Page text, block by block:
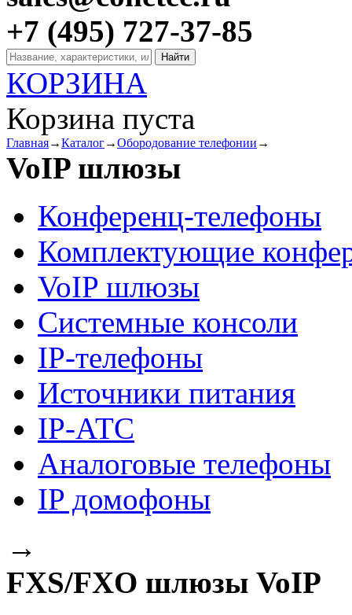
+7 (495) 727-37-85
КОРЗИНА
Корзина пуста
Главная→Каталог→Обородование телефонии →
VoIP шлюзы
Конференц-телефоны
Комплектующие
VoIP шлюзы
Системные консоли
IP-телефоны
Источники питания
IP-АТС
Аналоговые телефоны
IP домофоны
→
FXS/FXO шлюзы VoIP